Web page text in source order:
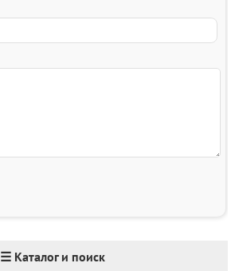
☰ Каталог и поиск